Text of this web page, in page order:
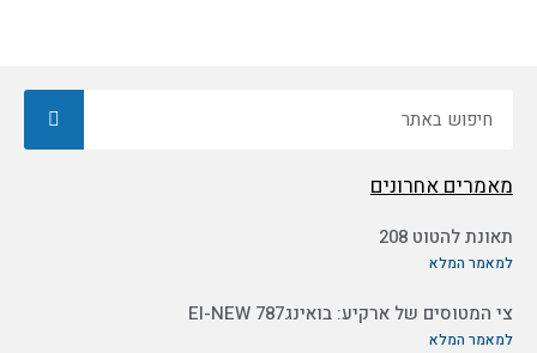
מאמרים אחרונים
תאונת להטוט 208
למאמר המלא
צי המטוסים של ארקיע: בואינג787 EI-NEW
למאמר המלא